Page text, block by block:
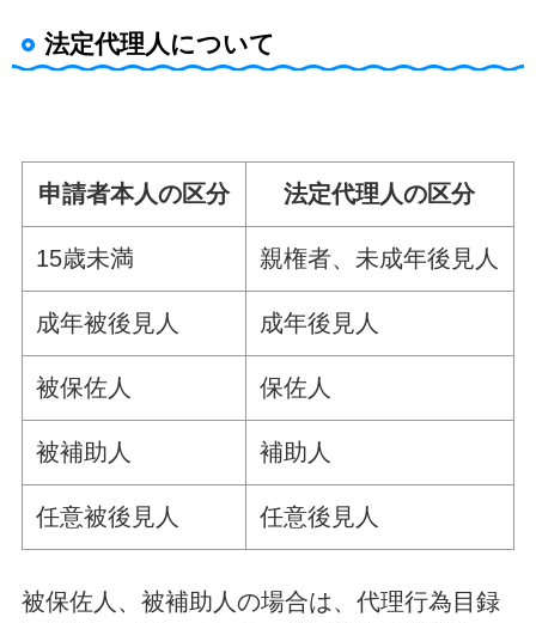
法定代理人について
申請者本人の区分 法定代理人の区分
15歳未満 親権者、未成年後見人
成年被後見人 成年後見人
被保佐人 保佐人
被補助人 補助人
任意被後見人 任意後見人
被保佐人、被補助人の場合は、代理行為目録